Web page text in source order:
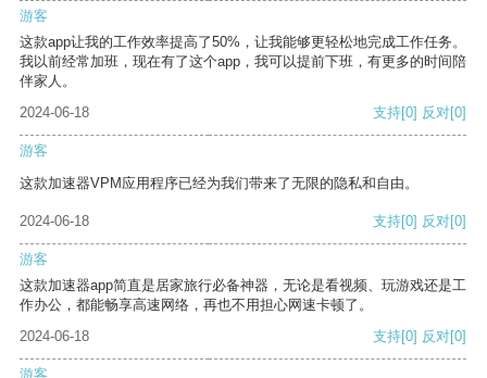
游客
这款app让我的工作效率提高了50%，让我能够更轻松地完成工作任务。
我以前经常加班，现在有了这个app，我可以提前下班，有更多的时间陪
伴家人。
2024-06-18
支持[0] 反对[0]
游客
这款加速器VPM应用程序已经为我们带来了无限的隐私和自由。
2024-06-18 支持[0] 反对[0]
游客
这款加速器app简直是居家旅行必备神器，无论是看视频、玩游戏还是工
作办公，都能畅享高速网络，再也不用担心网速卡顿了。
2024-06-18
支持[0] 反对[0]
游客